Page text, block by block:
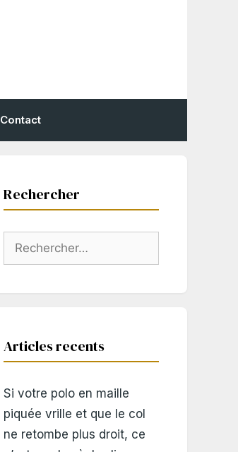
Contact
Rechercher
Rechercher :
Articles recents
Si votre polo en maille
piquée vrille et que le col
ne retombe plus droit, ce